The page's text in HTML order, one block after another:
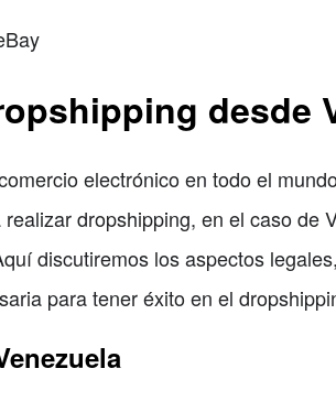
desde
electrónico en todo el
dropshipping, en el caso de
discutiremos los aspectos
para tener éxito en el